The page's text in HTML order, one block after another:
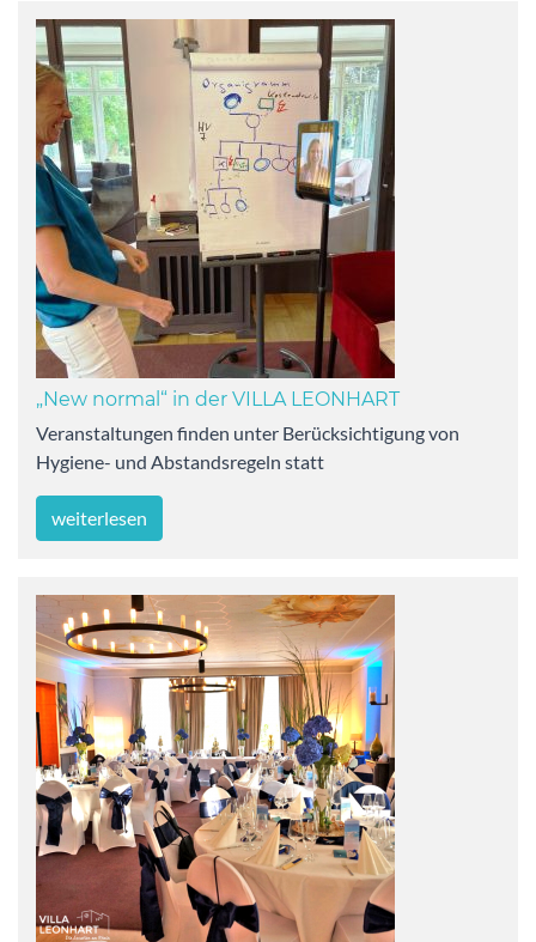
„New normal“ in der VILLA LEONHART
Veranstaltungen finden unter Berücksichtigung von
Hygiene- und Abstandsregeln statt
weiterlesen